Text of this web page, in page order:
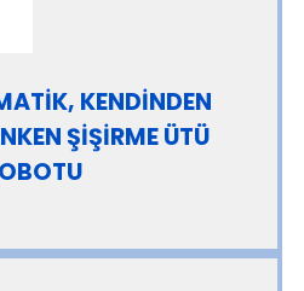
KENDİNDEN
ŞİŞİRME ÜTÜ